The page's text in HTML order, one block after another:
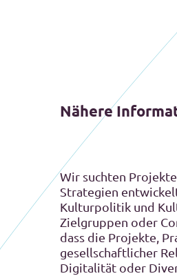
Nähere
Wir suchten
Strategien
Kulturpolitik und
Zielgruppen oder
dass die Projekte,
gesellschaftlicher
Digitalität oder